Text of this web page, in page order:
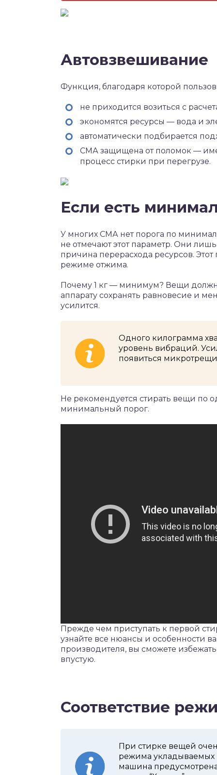
Автовзвешивание
Функция, благодаря которой
не приходится возиться с
экономятся ресурсы — вода и
автоматически подбирается
СМА защищена от поломок —
процесс стирки при перегрузе.
Если есть
У многих СМА нет порога по
не отмечают этот параметр. Они
причина перерасхода ресурсов.
режиме отжима.
Почему 1 кг — минимум? Вещи
аппарату сохранять равновесие и
усилится.
Одного килограмма
уровень вибраций.
появиться
Не рекомендуется стирать вещи по
минимальный порог.
Прежде чем приступать к первой
узнайте все нюансы и особенности
производителя, вы сможете
впустую.
Соответствие
При стирке вещей
режима укладываемых
машина предусмотрена